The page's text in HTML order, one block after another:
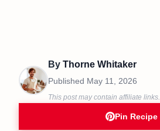
By Thorne Whitaker
Published May 11, 2026
This post may contain affiliate links.
Pin Recipe